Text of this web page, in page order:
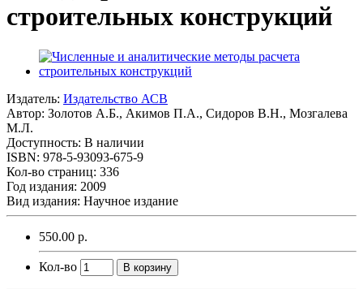
строительных конструкций
Издатель: Издательство АСВ
Автор: Золотов А.Б., Акимов П.А., Сидоров В.Н., Мозгалева
М.Л.
Доступность: В наличии
ISBN: 978-5-93093-675-9
Кол-во страниц: 336
Год издания: 2009
Вид издания: Научное издание
550.00 р.
Кол-во В корзину